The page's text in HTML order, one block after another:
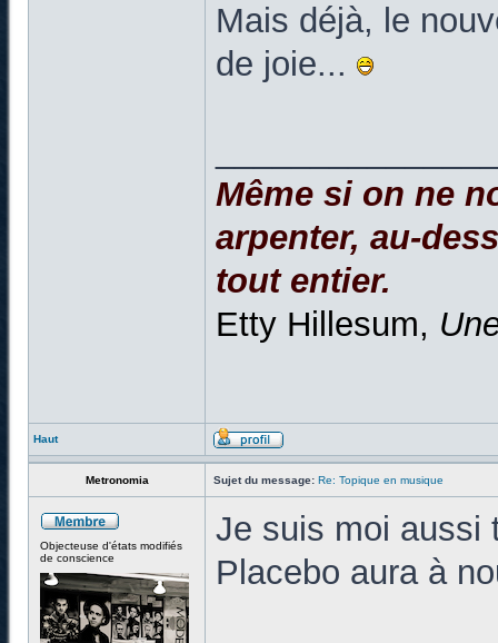
Mais déjà, le
de joie...
Même si on ne
arpenter, au-
tout entier.
Etty Hillesum,
Haut
Metronomia Sujet du message: Re: Topique en musique
Objecteuse d'états modifiés
de conscience
Je suis moi aussi
Placebo aura à